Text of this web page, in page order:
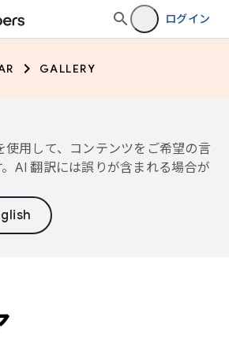
ログイン
GALLERY
用して、コンテンツをご希望の言
AI 翻訳には誤りが含まれる場合が